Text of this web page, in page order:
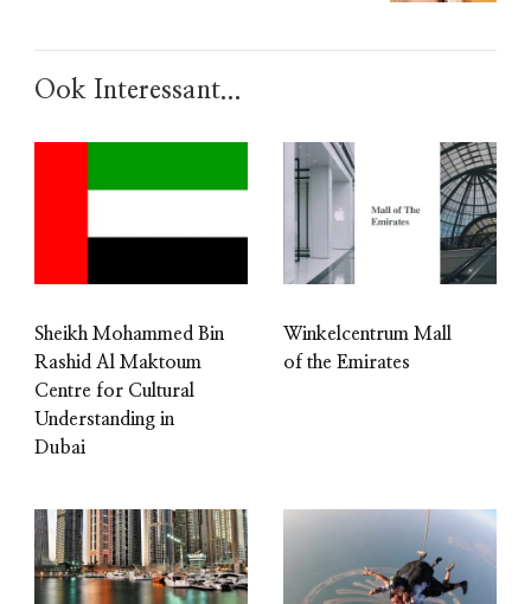
Ook Interessant...
Sheikh Mohammed Bin
Rashid Al Maktoum
Centre for Cultural
Understanding in
Dubai
Winkelcentrum Mall
of the Emirates